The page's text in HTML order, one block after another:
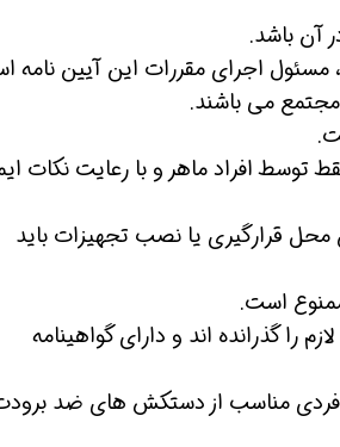
آن باشد.
مسئول اجرای مقررات این آیین نامه
می باشند.
توسط افراد ماهر و با رعایت نکات
قرارگیری یا نصب تجهیزات باید
ممنوع است.
گذرانده اند و دارای گواهینامه
فردی مناسب از دستکش های ضد
همین